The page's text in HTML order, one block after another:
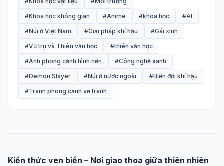
#Khoa học không gian
#Anime #khoa học
#AI
#Núi ở Việt Nam
#Giải pháp khí hậu
#Gái xinh
#Vũ trụ và Thiên văn học
#thiên văn học
#Ảnh phong cảnh hình nền
#Công nghệ xanh
#Demon Slayer
#Núi ở nước ngoài
#Biến đổi khí hậu
#Tranh phong cảnh vẽ tranh
Kiến thức ven biển – Nơi giao thoa giữa thiên nhiên